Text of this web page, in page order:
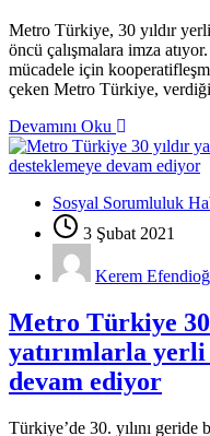
Metro Türkiye, 30 yıldır
öncü çalışmalara imza
mücadele için
çeken Metro Türkiye,
Devamını Oku
Sosyal Sorumluluk
3 Şubat 2021
Kerem
Metro Türkiye 30
yatırımlarla
devam ediyor
Türkiye’de 30. yılını geride